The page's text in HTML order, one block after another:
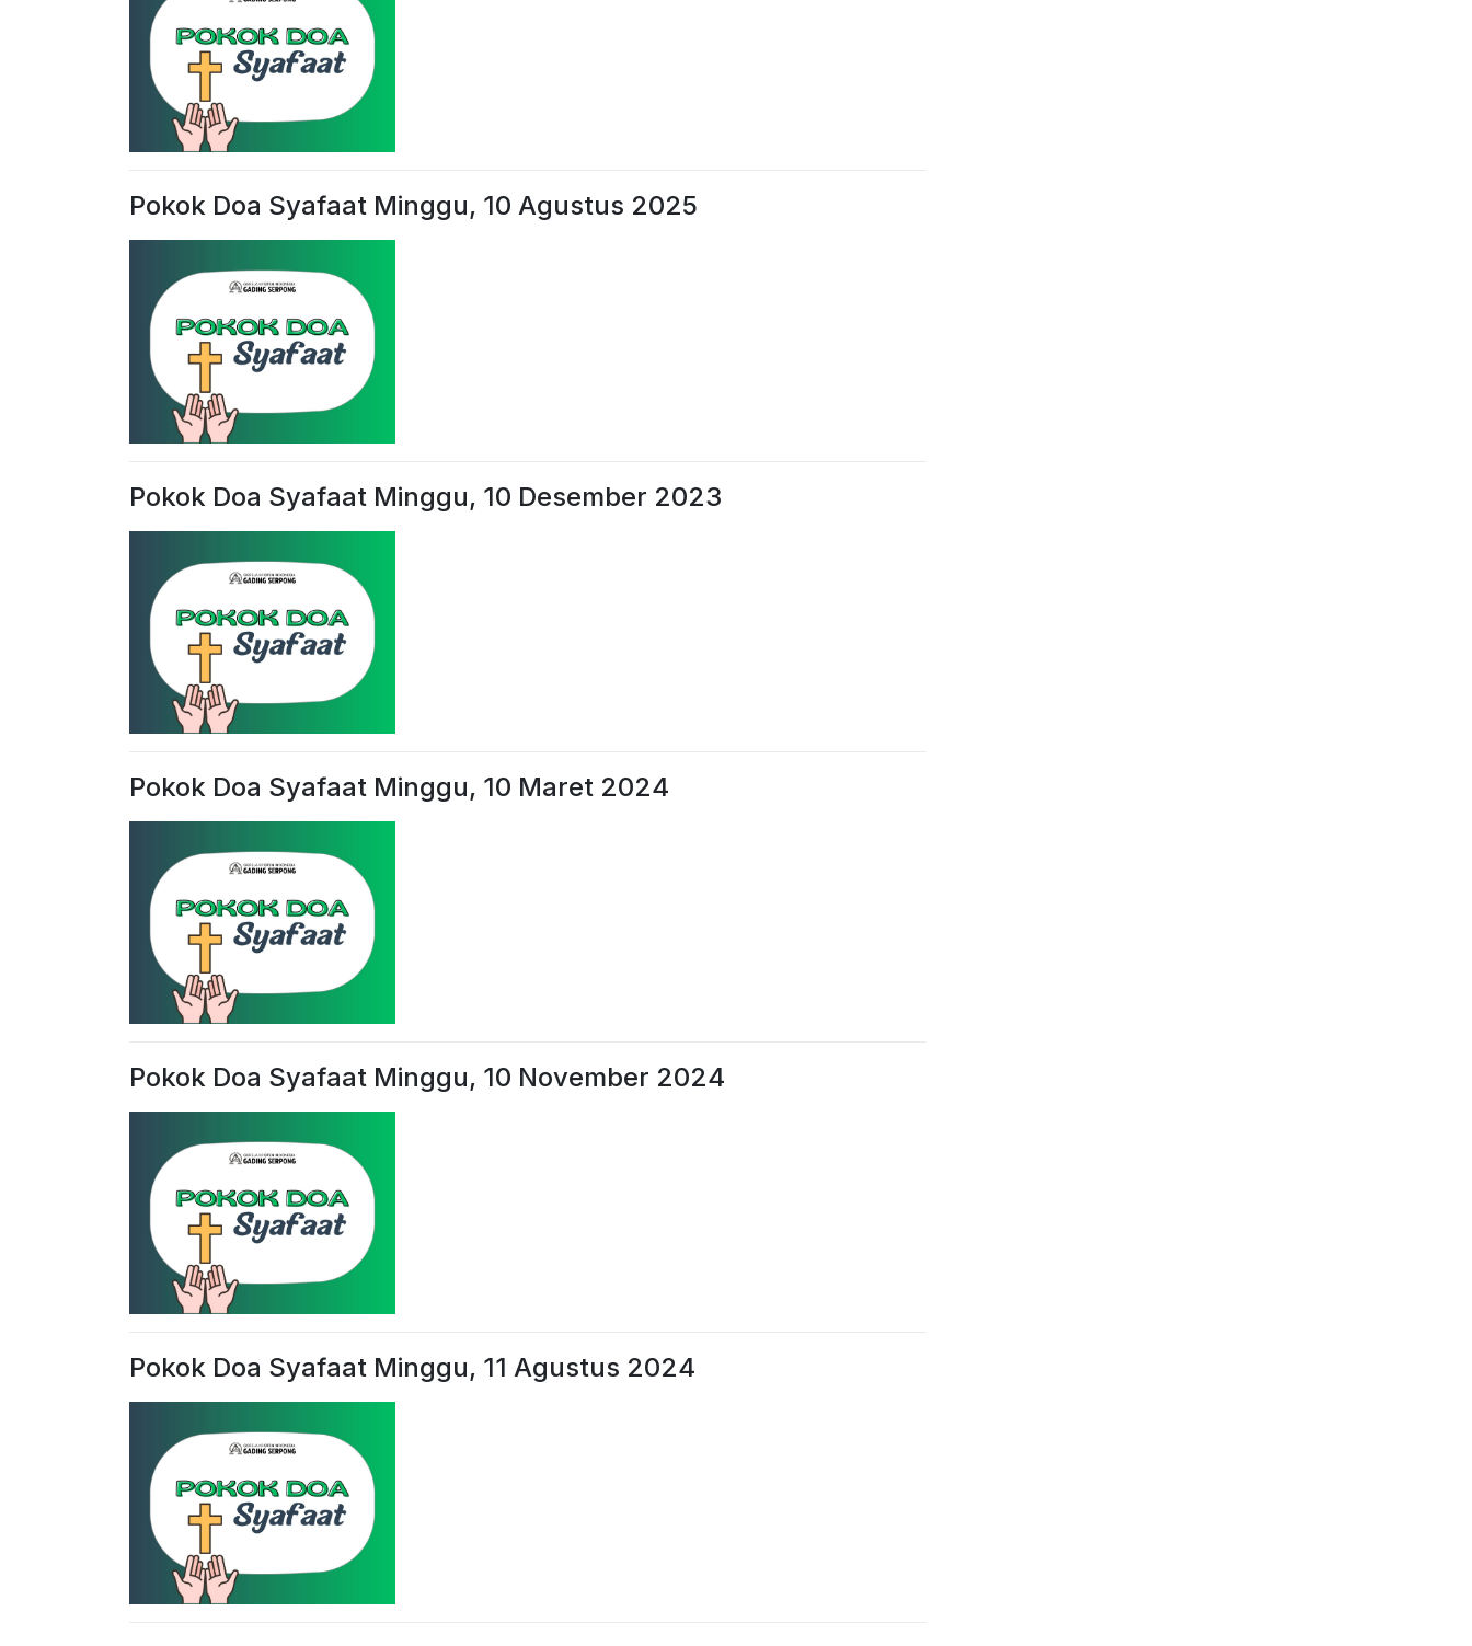
Pokok Doa Syafaat Minggu, 10 Agustus 2025
Pokok Doa Syafaat Minggu, 10 Desember 2023
Pokok Doa Syafaat Minggu, 10 Maret 2024
Pokok Doa Syafaat Minggu, 10 November 2024
Pokok Doa Syafaat Minggu, 11 Agustus 2024